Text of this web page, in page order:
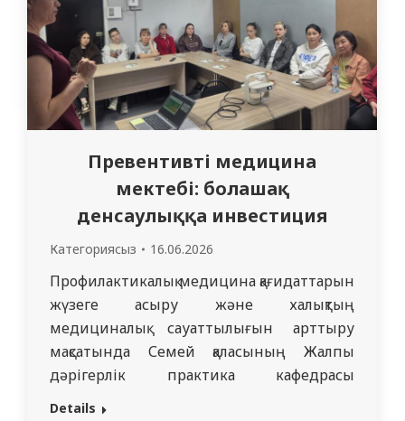
Превентивті медицина
мектебі: болашақ
денсаулыққа инвестиция
Категориясыз 16.06.2026
Профилактикалық медицина қағидаттарын
жүзеге асыру және халықтың
медициналық сауаттылығын арттыру
мақсатында Семей қаласының Жалпы
дәрігерлік практика кафедрасы
медицина ғылымдарының докторы,
Details